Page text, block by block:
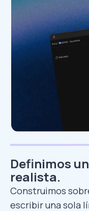
Definimos
realista.
Construimos
escribir una sola